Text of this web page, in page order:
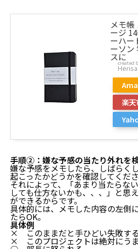
メモ帳
ージ
ーハー
ーソン
スにcreated
Herisa
楽天
手順②：嫌な予感の当たり外れを
嫌な予感をメモしたら、しばらく
起こったかどうかを確認してくだ
それによって、「あまり当たらな
しても仕方ないかも、、、」と思
ができるからです。
具体的には、メモした内容の左
たらOK。
具体例
× このままだと手ひどい失敗する
× このプロジェクトは絶対にう
手順②：嫌な予感の当たり外れ
嫌な予感が当たらないようにする
結論：事前に対策するべし
胸騒ぎは膨らませすぎず、け
まとめ：嫌な予感はわりと当たら
ると勇気がわくかもしれない